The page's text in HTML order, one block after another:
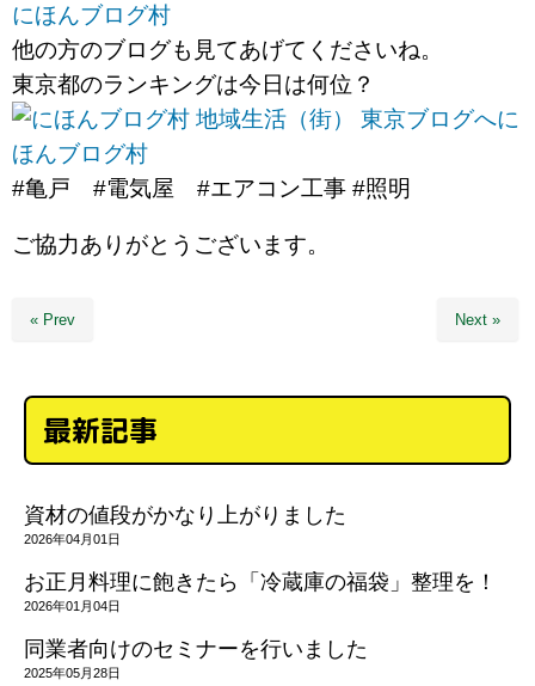
にほんブログ村
他の方のブログも見てあげてくださいね。
東京都のランキングは今日は何位？
に
ほんブログ村
#亀戸 #電気屋 #エアコン工事 #照明
ご協力ありがとうございます。
« Prev Next »
最新記事
資材の値段がかなり上がりました
2026年04月01日
お正月料理に飽きたら「冷蔵庫の福袋」整理を！
2026年01月04日
同業者向けのセミナーを行いました
2025年05月28日